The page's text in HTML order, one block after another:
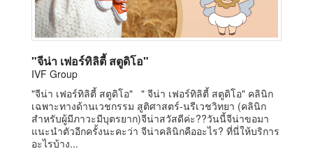
"จีน่า เฟอร์ทิลิตี้ สตูดิโอ"
IVF Group
"จีน่า เฟอร์ทิลิตี้ สตูดิโอ" " จีน่า เฟอร์ทิลิตี้ สตูดิโอ" คลินิก
เฉพาะทางด้านเวชกรรม สูติศาสตร์-นรีเวชวิทยา (คลินิก
สำหรับผู้มีภาวะมีบุตรยาก)จีน่าสวัสดีค่ะ??วันนี้จีน่าขอมา
แนะนำตัวอีกครั้งนะคะว่า จีน่าคลินิกคืออะไร? ที่นี่ให้บริการ
อะไรบ้าง...